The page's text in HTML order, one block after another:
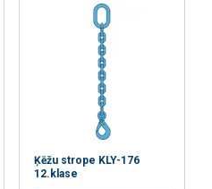
Ķēžu strope KLY-176
12.klase
Neklasificētie